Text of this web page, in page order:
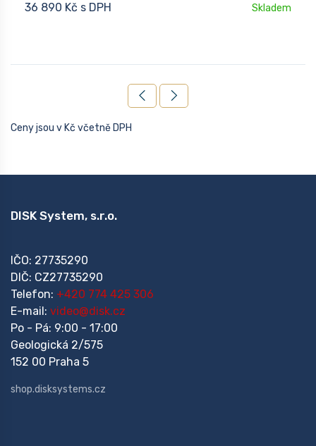
36 890 Kč s DPH Skladem
Ceny jsou v Kč včetně DPH
DISK System, s.r.o.
IČO: 27735290
DIČ: CZ27735290
Telefon: +420 774 425 306
E-mail: video@disk.cz
Po - Pá: 9:00 - 17:00
Geologická 2/575
152 00 Praha 5
shop.disksystems.cz